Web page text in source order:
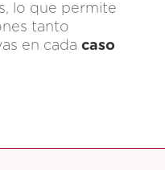
lo que permite
tanto
en cada caso